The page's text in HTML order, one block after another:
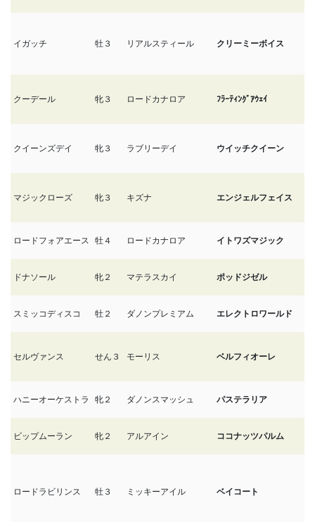
イガッチ 牡３ リアルスティール クリーミーボイス
クーデール 牝３ ロードカナロア ﾌﾗｰﾃｨﾝｸﾞｱｳｪｲ
クイーンズデイ 牝３ ラブリーデイ ウイッチクイーン
マジックローズ 牝３ キズナ エンジェルフェイス
ロードフォアエース 牡４ ロードカナロア イトワズマジック
ドナソール 牝２ マテラスカイ ポッドジゼル
スミッコディスコ 牡２ ダノンプレミアム エレクトロワールド
セルヴァンス せん３ モーリス ベルフィオーレ
ハニーオーケストラ 牝２ ダノンスマッシュ パステラリア
ビップムーラン 牝２ アルアイン ココナッツパルム
ロードラビリンス 牡３ ミッキーアイル ベイコート